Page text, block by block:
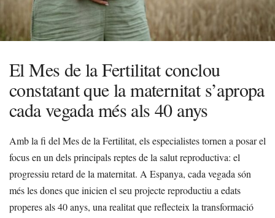
El Mes de la Fertilitat conclou
constatant que la maternitat s’apropa
cada vegada més als 40 anys
Amb la fi del Mes de la Fertilitat, els especialistes tornen a posar el
focus en un dels principals reptes de la salut reproductiva: el
progressiu retard de la maternitat. A Espanya, cada vegada són
més les dones que inicien el seu projecte reproductiu a edats
properes als 40 anys, una realitat que reflecteix la transformació